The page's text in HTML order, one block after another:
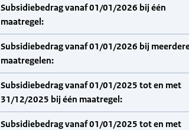
Subsidiebedrag vanaf 01/01/2026 bij één
maatregel:
Subsidiebedrag vanaf 01/01/2026 bij
maatregelen:
Subsidiebedrag vanaf 01/01/2025 tot en met
31/12/2025 bij één maatregel:
Subsidiebedrag vanaf 01/01/2025 tot en met